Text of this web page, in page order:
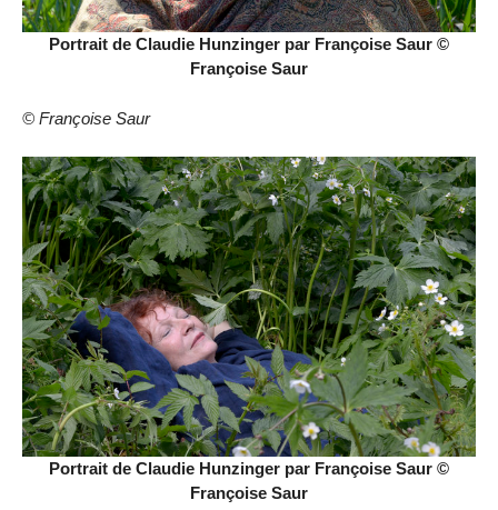
Portrait de Claudie Hunzinger par Françoise Saur ©
Françoise Saur
© Françoise Saur
Portrait de Claudie Hunzinger par Françoise Saur ©
Françoise Saur